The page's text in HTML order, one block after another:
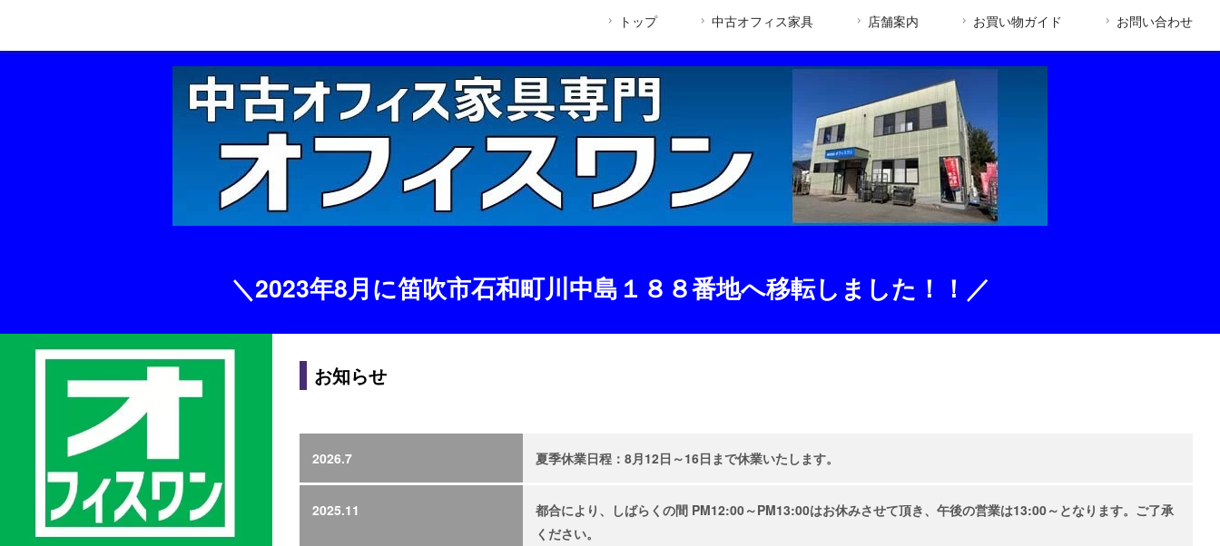
トップ 中古オフィス家具 店舗案内 お買い物ガイド お問い合わせ
＼2023年8月に笛吹市石和町川中島１８８番地へ移転しました！！／
お知らせ
2026.7 夏季休業日程：8月12日～16日まで休業いたします。
2025.11
都合により、しばらくの間 PM12:00～PM13:00はお休みさせて頂き、午後の営業は13:00～となります。ご了承
ください。